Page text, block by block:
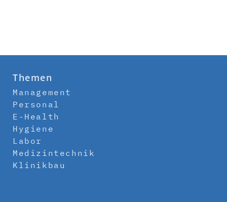
Themen
Management
Personal
E-Health
Hygiene
Labor
Medizintechnik
Klinikbau